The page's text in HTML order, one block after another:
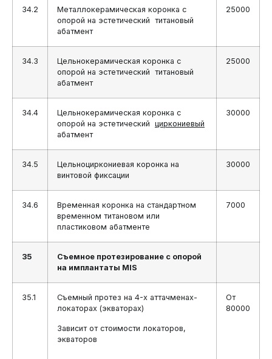
34.2
Металлокерамическая коронка с
опорой на эстетический титановый
абатмент
25000
34.3
Цельнокерамическая коронка с
опорой на эстетический титановый
абатмент
25000
34.4
Цельнокерамическая коронка с
опорой на эстетический циркониевый
абатмент
30000
34.5
Цельноциркониевая коронка на
винтовой фиксации
30000
34.6
Временная коронка на стандартном
временном титановом или
пластиковом абатменте
7000
35
Съемное протезирование с опорой
на имплантаты MIS
35.1
Съемный протез на 4-х аттачменах-
локаторах (экваторах)
Зависит от стоимости локаторов,
экваторов
От
80000